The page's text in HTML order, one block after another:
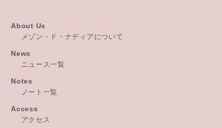
About Us
メゾン・ド・ナディアについて
News
ニュース一覧
Notes
ノート一覧
Access
アクセス